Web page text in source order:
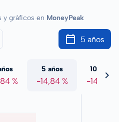
y gráficos en MoneyPeak
5 años
%
5 años
-14,84 %
10 años
-14,84 %